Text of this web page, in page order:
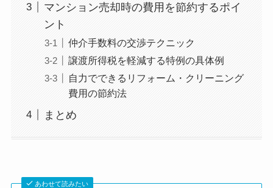
マンション売却時の費用を節約するポイ
ント
仲介手数料の交渉テクニック
譲渡所得税を軽減する特例の具体例
自力でできるリフォーム・クリーニング
費用の節約法
まとめ
あわせて読みたい